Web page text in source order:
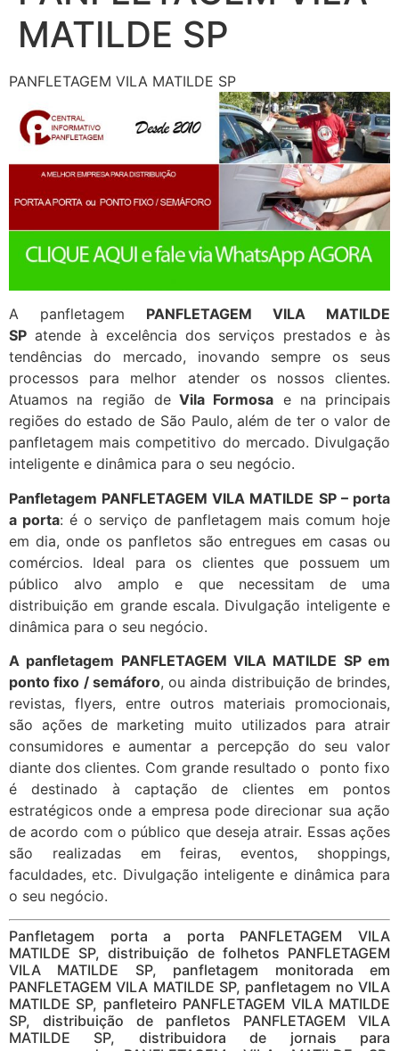
MATILDE SP
PANFLETAGEM VILA MATILDE SP
A panfletagem PANFLETAGEM VILA MATILDE
SP atende à excelência dos serviços prestados e às
tendências do mercado, inovando sempre os seus
processos para melhor atender os nossos clientes.
Atuamos na região deVila Formosa e na principais
regiões do estado de São Paulo, além de ter o valor de
panfletagem mais competitivo do mercado. Divulgação
inteligente e dinâmica para o seu negócio.
Panfletagem PANFLETAGEM VILA MATILDE SP – porta
a porta: é o serviço de panfletagem mais comum hoje
em dia, onde os panfletos são entregues em casas ou
comércios. Ideal para os clientes que possuem um
público alvo amplo e que necessitam de uma
distribuição em grande escala. Divulgação inteligente e
dinâmica para o seu negócio.
A panfletagem PANFLETAGEM VILA MATILDE SP em
ponto fixo / semáforo, ou ainda distribuição de brindes,
revistas, flyers, entre outros materiais promocionais,
são ações de marketing muito utilizados para atrair
consumidores e aumentar a percepção do seu valor
diante dos clientes. Com grande resultado o ponto fixo
é destinado à captação de clientes em pontos
estratégicos onde a empresa pode direcionar sua ação
de acordo com o público que deseja atrair. Essas ações
são realizadas em feiras, eventos, shoppings,
faculdades, etc. Divulgação inteligente e dinâmica para
o seu negócio.
Panfletagem porta a porta PANFLETAGEM VILA
MATILDE SP, distribuição de folhetos PANFLETAGEM
VILA MATILDE SP, panfletagem monitorada em
PANFLETAGEM VILA MATILDE SP, panfletagem no VILA
MATILDE SP, panfleteiro PANFLETAGEM VILA MATILDE
SP, distribuição de panfletos PANFLETAGEM VILA
MATILDE SP, distribuidora de jornais para